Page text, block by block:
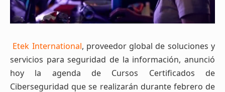
Etek International, proveedor global de soluciones y
servicios para seguridad de la información, anunció
hoy la agenda de Cursos Certificados de
Ciberseguridad que se realizarán durante febrero de